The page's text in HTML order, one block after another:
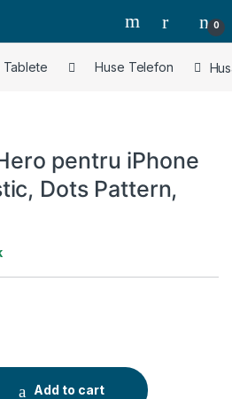
0
Tablete Huse Telefon
pentru iPhone
Dots Pattern,
iPhone Xs / X, din plastic, Dots
Add to cart